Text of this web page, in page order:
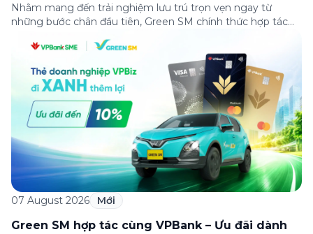
Nhằm mang đến trải nghiệm lưu trú trọn vẹn ngay từ
những bước chân đầu tiên, Green SM chính thức hợp tác
đãi di chuyển dành riêng cho khách hàng có điểm đi hoặc
điểm đến tại khu căn hộ dịch vụ này. Tọa lạc trong […]
07 August 2026 Mới
Green SM hợp tác cùng VPBank – Ưu đãi dành